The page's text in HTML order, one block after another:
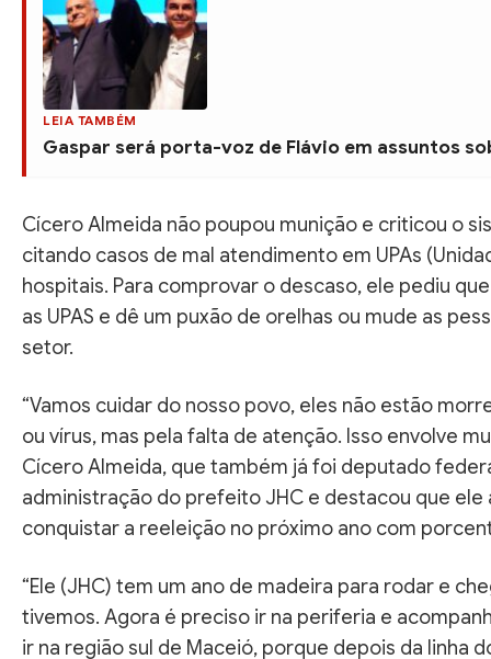
LEIA TAMBÉM
Gaspar será porta-voz de Flávio em assuntos
Cícero Almeida não poupou munição e criticou o
citando casos de mal atendimento em UPAs
hospitais. Para comprovar o descaso, ele pediu
as UPAS e dê um puxão de orelhas ou mude as
setor.
“Vamos cuidar do nosso povo, eles não estão
ou vírus, mas pela falta de atenção. Isso envolve
Cícero Almeida, que também já foi deputado
administração do prefeito JHC e destacou que
conquistar a reeleição no próximo ano com
“Ele (JHC) tem um ano de madeira para rodar e
tivemos. Agora é preciso ir na periferia e
ir na região sul de Maceió, porque depois da linha